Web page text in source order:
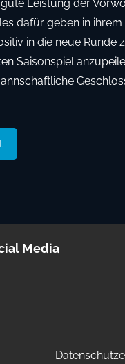
Leistung der
dafür geben in
in die neue Runde
Saisonspiel
Media